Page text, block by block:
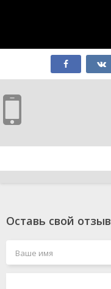
Оставь свой отзыв